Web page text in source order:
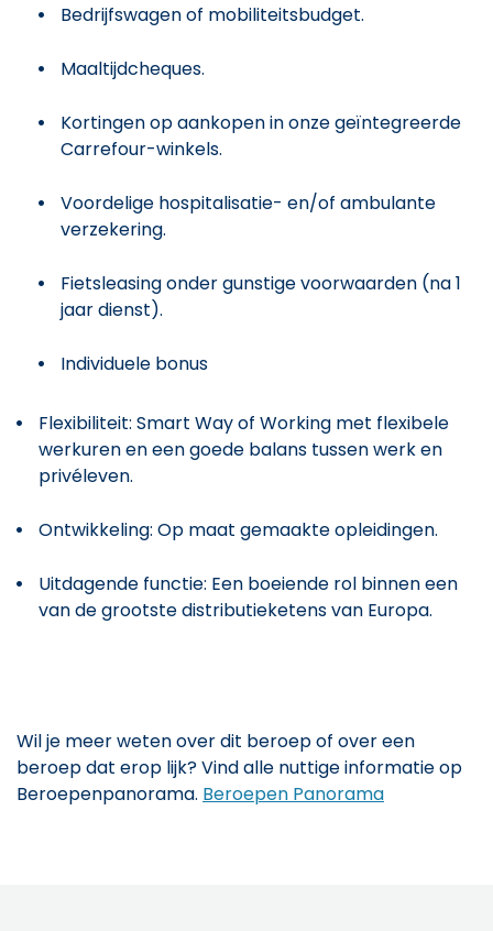
Bedrijfswagen of mobiliteitsbudget.
Maaltijdcheques.
Kortingen op aankopen in onze geïntegreerde
Carrefour-winkels.
Voordelige hospitalisatie- en/of ambulante
verzekering.
Fietsleasing onder gunstige voorwaarden (na 1
jaar dienst).
Individuele bonus
Flexibiliteit: Smart Way of Working met flexibele
werkuren en een goede balans tussen werk en
privéleven.
Ontwikkeling: Op maat gemaakte opleidingen.
Uitdagende functie: Een boeiende rol binnen een
van de grootste distributieketens van Europa.
Wil je meer weten over dit beroep of over een
beroep dat erop lijk? Vind alle nuttige informatie op
Beroepenpanorama. Beroepen Panorama